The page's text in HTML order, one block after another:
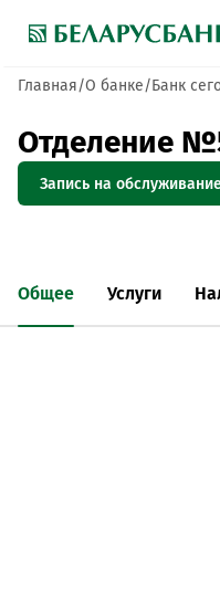
Главная О банке Банк
Отделение
Запись на
Общее Услуги